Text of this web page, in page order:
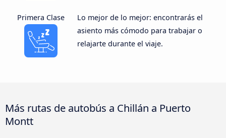
Primera Clase
Lo mejor de lo mejor: encontrarás el
asiento más cómodo para trabajar o
relajarte durante el viaje.
Más rutas de autobús a Chillán a Puerto
Montt